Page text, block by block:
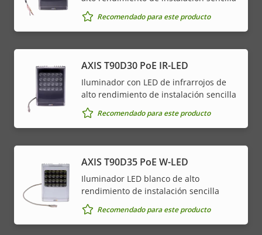
Recomendado para este producto
AXIS T90D30 PoE IR-LED
Iluminador con LED de infrarrojos de
alto rendimiento de instalación sencilla
Recomendado para este producto
AXIS T90D35 PoE W-LED
Iluminador LED blanco de alto
rendimiento de instalación sencilla
Recomendado para este producto